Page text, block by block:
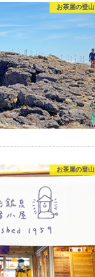
お茶屋の登山
お茶屋の登山